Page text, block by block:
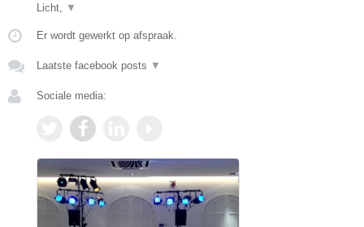
Licht,
▼
Er wordt gewerkt op afspraak.
Laatste facebook posts ▼
Sociale media: